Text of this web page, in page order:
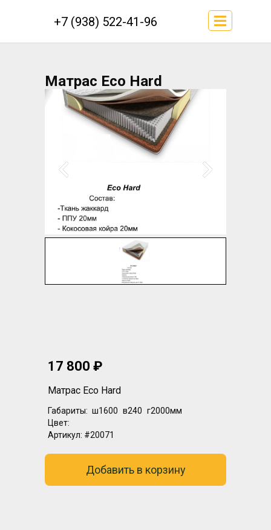
+7 (938) 522-41-96
Матрас Eco Hard
17 800 ₽
Матрас Eco Hard
Габариты: ш1600 в240 г2000мм
Цвет:
Артикул: #20071
Добавить в корзину